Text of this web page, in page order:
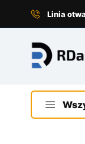
Linia